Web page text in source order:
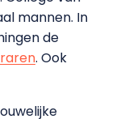
mannen. In
de
. Ook